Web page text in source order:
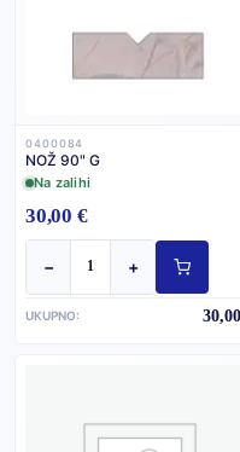
0400084
NOŽ 90" G
Na zalihi
30,00 €
− +
UKUPNO: